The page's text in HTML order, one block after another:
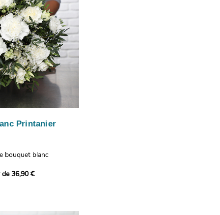
Printanier
bouquet blanc
offre une
36,90 €